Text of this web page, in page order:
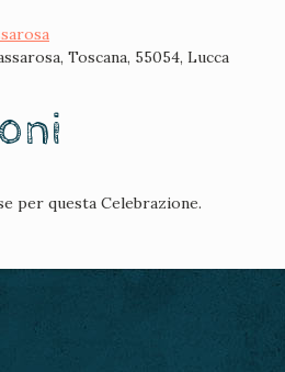
Toscana, 55054, Lucca
per questa Celebrazione.